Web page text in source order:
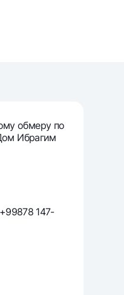
обмеру по
Ибрагим
147-